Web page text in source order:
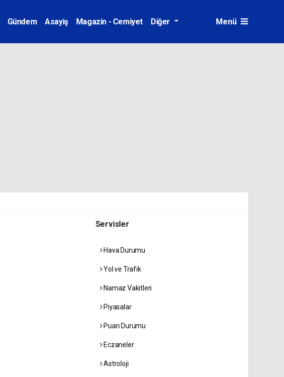
Gündem Asayiş Magazin - Cemiyet Diğer Menü
Servisler
Hava Durumu
Yol ve Trafik
Namaz Vakitleri
Piyasalar
Puan Durumu
Eczaneler
Astroloji